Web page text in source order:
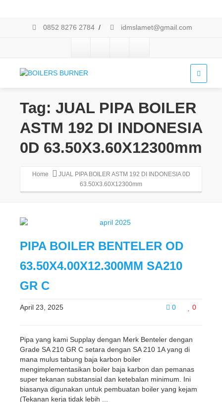
0852 8276 2784 / idmslamet@gmail.com
Tag: JUAL PIPA BOILER
ASTM 192 DI INDONESIA
0D 63.50X3.60X12300mm
Home
JUAL PIPA BOILER ASTM 192 DI INDONESIA 0D
63.50X3.60X12300mm
PIPA BOILER BENTELER OD
63.50X4.00X12.300MM SA210
GR C
0 0
April 23, 2025
Pipa yang kami Supplay dengan Merk Benteler dengan
Grade SA 210 GR C setara dengan SA 210 1A yang di
mana mulus tabung baja karbon boiler
mengimplementasikan boiler baja karbon dan pemanas
super tekanan substansial dan ketebalan minimum. Ini
biasanya digunakan untuk pembuatan boiler yang kejam
(Tekanan kerja tidak lebih ...